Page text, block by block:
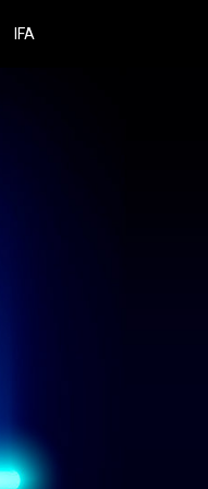
IFA